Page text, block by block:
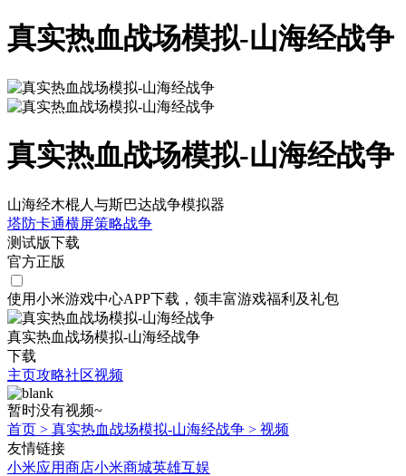
真实热血战场模拟-山海经战争
真实热血战场模拟-山海经战争
山海经木棍人与斯巴达战争模拟器
塔防卡通横屏策略战争
测试版下载
官方正版
使用小米游戏中心APP下载 ，领丰富游戏福利 及礼包
真实热血战场模拟-山海经战争
下载
主页攻略社区视频
暂时没有视频~
首页 > 真实热血战场模拟-山海经战争 > 视频
友情链接
小米应用商店小米商城英雄互娱